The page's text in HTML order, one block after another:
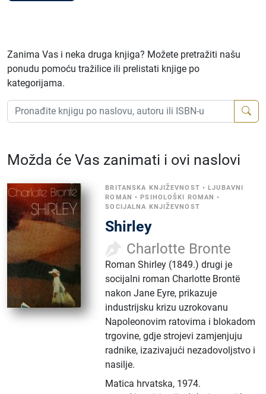
Zanima Vas i neka druga knjiga? Možete pretražiti našu
ponudu pomoću tražilice ili prelistati knjige po
kategorijama.
Možda će Vas zanimati i ovi naslovi
BRITANSKA KNJIŽEVNOST •LJUBAVNI
ROMAN •PSIHOLOŠKI ROMAN •
SOCIJALNA KNJIŽEVNOST
Shirley
Charlotte Bronte
Roman Shirley (1849.) drugi je
socijalni roman Charlotte Brontë
nakon Jane Eyre, prikazuje
industrijsku krizu uzrokovanu
Napoleonovim ratovima i blokadom
trgovine, gdje strojevi zamjenjuju
radnike, izazivajući nezadovoljstvo i
nasilje.
Matica hrvatska, 1974.